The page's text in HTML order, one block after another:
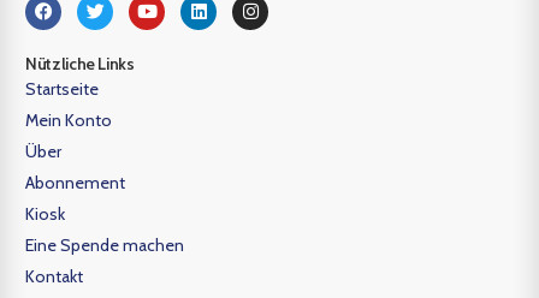
Nützliche Links
Startseite
Mein Konto
Über
Abonnement
Kiosk
Eine Spende machen
Kontakt